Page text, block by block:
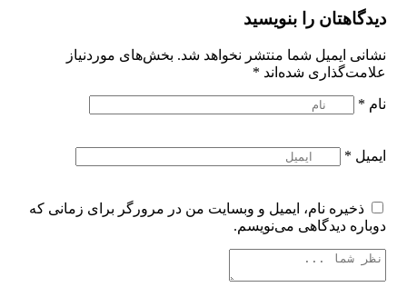
دیدگاهتان را بنویسید
نشانی ایمیل شما منتشر نخواهد شد. بخش‌های موردنیاز
علامت‌گذاری شده‌اند *
نام *
ایمیل *
ذخیره نام، ایمیل و وبسایت من در مرورگر برای زمانی که
دوباره دیدگاهی می‌نویسم.